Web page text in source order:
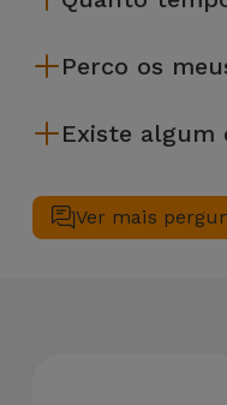
Perco os
precises de ajuda com
Existe algum
simultâneo, aplicamos
Ver mais